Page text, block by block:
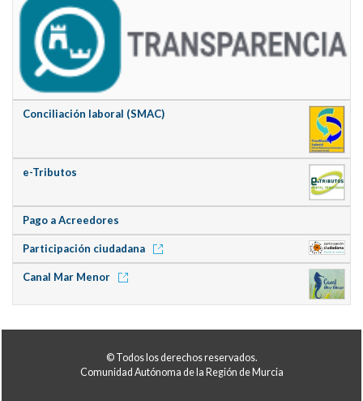
Conciliación laboral (SMAC)
e-Tributos
Pago a Acreedores
Participación ciudadana
Canal Mar Menor
© Todos los derechos reservados.
Comunidad Autónoma de la Región de Murcia